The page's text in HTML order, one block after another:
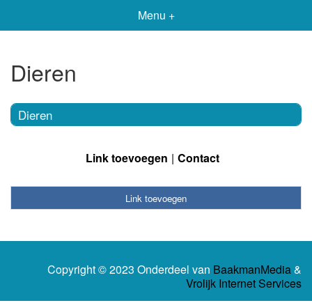
Menu +
Dieren
Dieren
Link toevoegen Contact
Link toevoegen
Copyright © 2023 Onderdeel van BaakmanMedia&
Vrolijk Internet Services